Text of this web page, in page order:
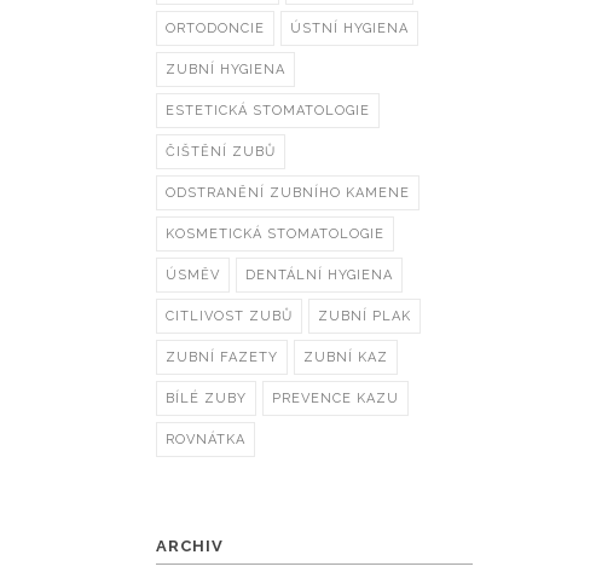
ORTODONCIE ÚSTNÍ HYGIENA
ZUBNÍ HYGIENA
ESTETICKÁ STOMATOLOGIE
ČIŠTĚNÍ ZUBŮ
ODSTRANĚNÍ ZUBNÍHO KAMENE
KOSMETICKÁ STOMATOLOGIE
ÚSMĚV DENTÁLNÍ HYGIENA
CITLIVOST ZUBŮ ZUBNÍ PLAK
ZUBNÍ FAZETY ZUBNÍ KAZ
BÍLÉ ZUBY PREVENCE KAZU
ROVNÁTKA
ARCHIV